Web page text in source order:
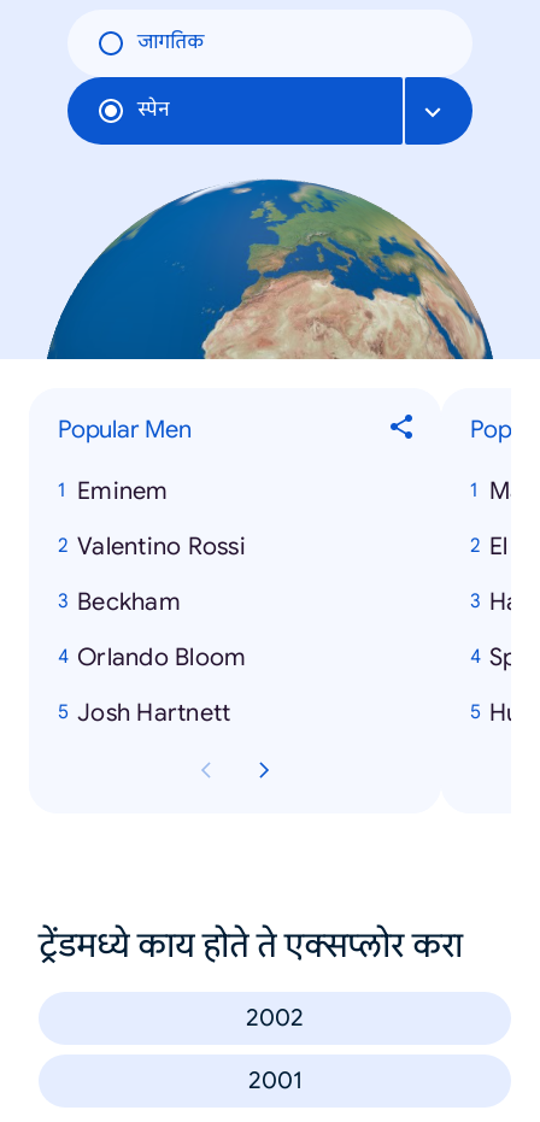
जागतिक
स्पेन
Popular Men
Eminem
Valentino Rossi
Beckham
Orlando Bloom
Josh Hartnett
El
Hulk
ट्रेंडमध्ये काय होते ते एक्सप्लोर करा
2002
2001